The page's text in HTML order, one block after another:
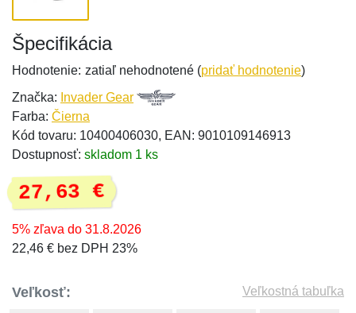
Špecifikácia
Hodnotenie: zatiaľ nehodnotené (pridať hodnotenie)
Značka: Invader Gear
Farba: Čierna
Kód tovaru: 10400406030, EAN: 9010109146913
Dostupnosť: skladom 1 ks
27,63 €
5% zľava do 31.8.2026
22,46 € bez DPH 23%
Veľkosť: Veľkostná tabuľka